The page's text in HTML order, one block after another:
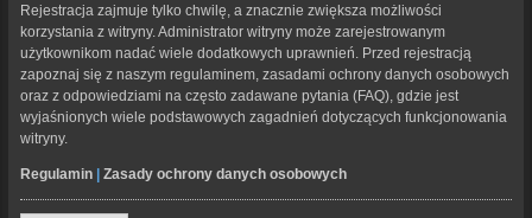
Rejestracja zajmuje tylko chwilę, a znacznie zwiększa możliwości
korzystania z witryny. Administrator witryny może zarejestrowanym
użytkownikom nadać wiele dodatkowych uprawnień. Przed rejestracją
zapoznaj się z naszym regulaminem, zasadami ochrony danych osobowych
oraz z odpowiedziami na często zadawane pytania (FAQ), gdzie jest
wyjaśnionych wiele podstawowych zagadnień dotyczących funkcjonowania
witryny.
Regulamin Zasady ochrony danych osobowych